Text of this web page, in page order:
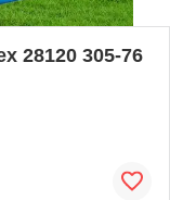
28120 305-76